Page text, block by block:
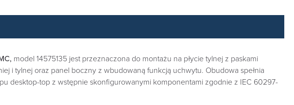
model 14575135 jest przeznaczona do montażu na płycie tylnej z paskami
i tylnej oraz panel boczny z wbudowaną funkcją uchwytu. Obudowa spełnia
desktop-top z wstępnie skonfigurowanymi komponentami zgodnie z IEC 60297-